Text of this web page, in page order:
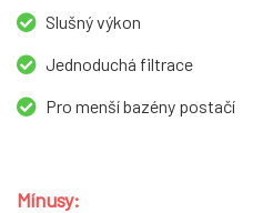
Slušný výkon
Jednoduchá filtrace
Pro menší bazény postačí
Mínusy: